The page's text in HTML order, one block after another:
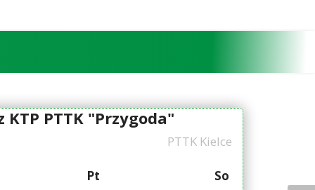
Pt So
PTTK "Przygoda"
PTTK Kielce